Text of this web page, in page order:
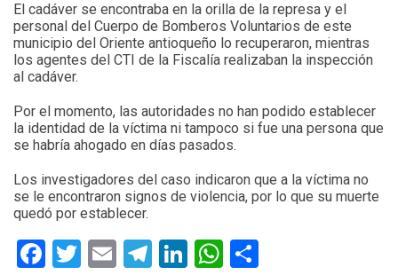
El cadáver se encontraba en la orilla de la represa y el
personal del Cuerpo de Bomberos Voluntarios de este
municipio del Oriente antioqueño lo recuperaron, mientras
los agentes del CTI de la Fiscalía realizaban la inspección
al cadáver.
Por el momento, las autoridades no han podido establecer
la identidad de la víctima ni tampoco si fue una persona que
se habría ahogado en días pasados.
Los investigadores del caso indicaron que a la víctima no
se le encontraron signos de violencia, por lo que su muerte
quedó por establecer.
Facebook
Twitter
EmailTelegram
LinkedIn
WhatsApp